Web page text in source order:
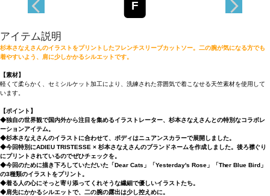
F
アイテム説明
杉本さなえさんのイラストをプリントしたフレンチスリーブカットソー。二の腕が気になる方でも
着やすいよう、肩に少しかかるシルエットです。
【素材】
軽くて柔らかく、セミシルケット加工により、洗練された雰囲気で着こなせる天竺素材を使用して
います。
【ポイント】
◆独自の世界観で国内外から注目を集めるイラストレーター、杉本さなえさんとの特別なコラボレ
ーションアイテム。
◆杉本さなえさんのイラストに合わせて、ボディはニュアンスカラーで展開しました。
◆今回特別にADIEU TRISTESSE × 杉本さなえさんのブランドネームを作成しました。後ろ襟ぐり
にプリントされているのでぜひチェックを。
◆今回のために描き下ろしていただいた「Dear Cats」「Yesterday's Rose」「Ther Blue Bird」
の3種類のイラストをプリント。
◆着る人の心にそっと寄り添ってくれそうな繊細で優しいイラストたち。
◆肩先にかかるシルエットで、二の腕の露出は少し控えめに。